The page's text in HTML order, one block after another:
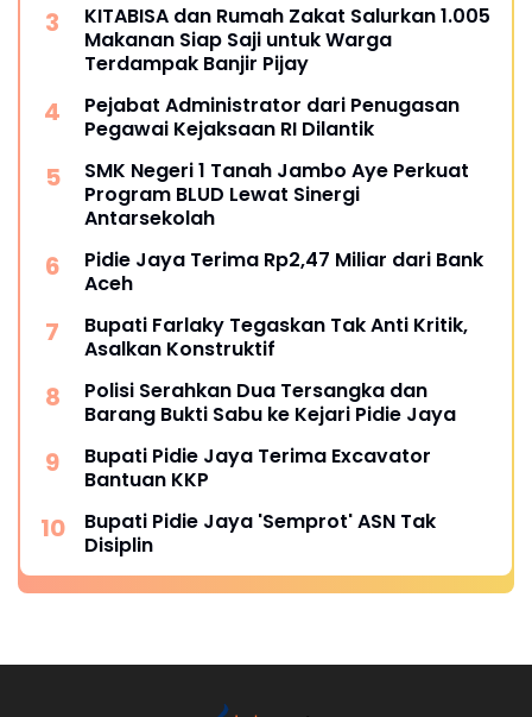
KITABISA dan Rumah Zakat Salurkan 1.005
Makanan Siap Saji untuk Warga
Terdampak Banjir Pijay
Pejabat Administrator dari Penugasan
Pegawai Kejaksaan RI Dilantik
SMK Negeri 1 Tanah Jambo Aye Perkuat
Program BLUD Lewat Sinergi
Antarsekolah
Pidie Jaya Terima Rp2,47 Miliar dari Bank
Aceh
Bupati Farlaky Tegaskan Tak Anti Kritik,
Asalkan Konstruktif
Polisi Serahkan Dua Tersangka dan
Barang Bukti Sabu ke Kejari Pidie Jaya
Bupati Pidie Jaya Terima Excavator
Bantuan KKP
Bupati Pidie Jaya 'Semprot' ASN Tak
Disiplin